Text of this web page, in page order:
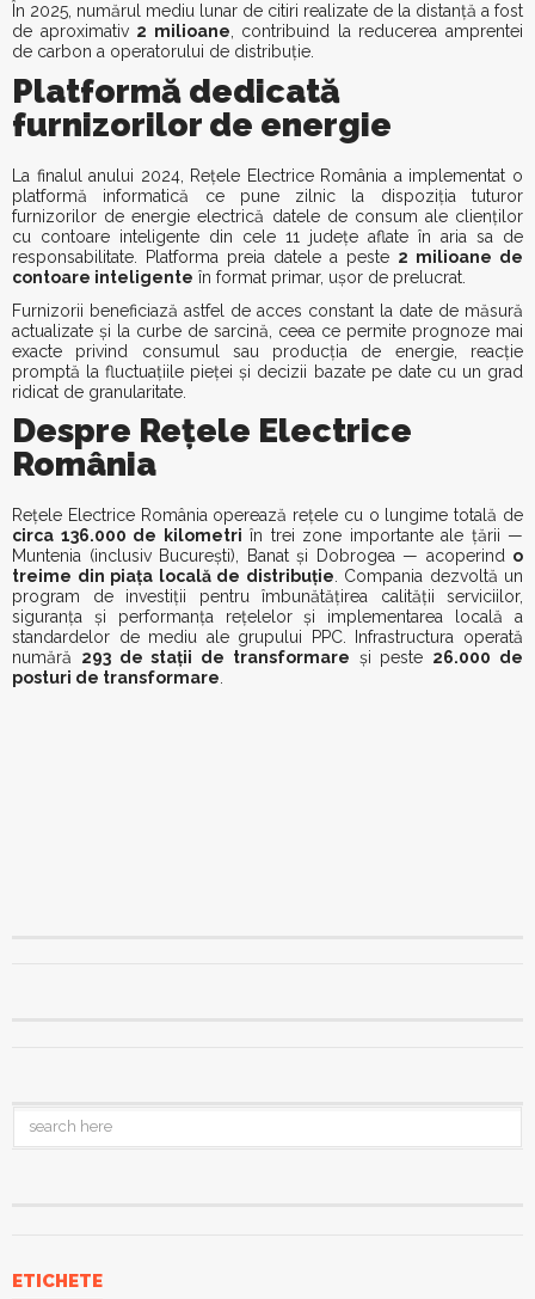
În 2025, numărul mediu lunar de citiri realizate de la distanță a fost
de aproximativ 2 milioane, contribuind la reducerea amprentei
de carbon a operatorului de distribuție.
Platformă dedicată
furnizorilor de energie
La finalul anului 2024, Rețele Electrice România a implementat o
platformă informatică ce pune zilnic la dispoziția tuturor
furnizorilor de energie electrică datele de consum ale clienților
cu contoare inteligente din cele 11 județe aflate în aria sa de
responsabilitate. Platforma preia datele a peste 2 milioane de
contoare inteligente în format primar, ușor de prelucrat.
Furnizorii beneficiază astfel de acces constant la date de măsură
actualizate și la curbe de sarcină, ceea ce permite prognoze mai
exacte privind consumul sau producția de energie, reacție
promptă la fluctuațiile pieței și decizii bazate pe date cu un grad
ridicat de granularitate.
Despre Rețele Electrice
România
Rețele Electrice România operează rețele cu o lungime totală de
circa 136.000 de kilometri în trei zone importante ale țării —
Muntenia (inclusiv București), Banat și Dobrogea — acoperind o
treime din piața locală de distribuție. Compania dezvoltă un
program de investiții pentru îmbunătățirea calității serviciilor,
siguranța și performanța rețelelor și implementarea locală a
standardelor de mediu ale grupului PPC. Infrastructura operată
numără 293 de stații de transformare și peste 26.000 de
posturi de transformare.
ETICHETE